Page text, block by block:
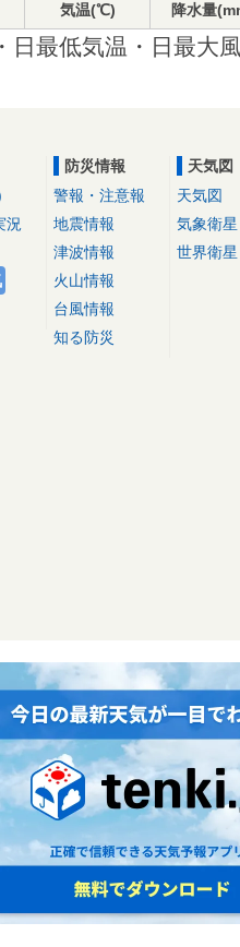
気温(℃) 降水量
日最低気温・日最大
況
防災情報
警報・注意報
地震情報
津波情報
火山情報
台風情報
知る防災
天気図
天気図
気象衛星
世界衛星